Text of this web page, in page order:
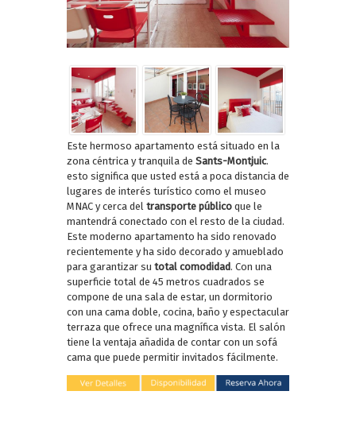
Este hermoso apartamento está situado en la
zona céntrica y tranquila de Sants-Montjuic.
esto significa que usted está a poca distancia de
lugares de interés turístico como el museo
MNAC y cerca del transporte público que le
mantendrá conectado con el resto de la ciudad.
Este moderno apartamento ha sido renovado
recientemente y ha sido decorado y amueblado
para garantizar su total comodidad. Con una
superficie total de 45 metros cuadrados se
compone de una sala de estar, un dormitorio
con una cama doble, cocina, baño y espectacular
terraza que ofrece una magnífica vista. El salón
tiene la ventaja añadida de contar con un sofá
cama que puede permitir invitados fácilmente.